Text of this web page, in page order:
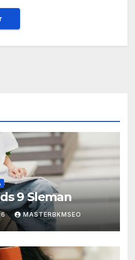
9 Sleman
MASTERBKMSEO